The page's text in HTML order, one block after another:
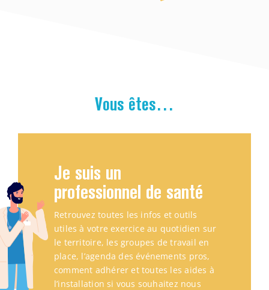
Vous êtes…
Je suis un
professionnel de santé
Retrouvez toutes les infos et outils
utiles à votre exercice au quotidien sur
le territoire, les groupes de travail en
place, l’agenda des événements pros,
comment adhérer et toutes les aides à
l’installation si vous souhaitez nous